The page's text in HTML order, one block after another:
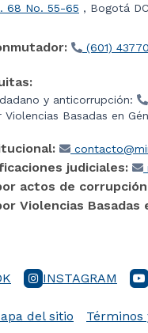
68 No. 55-65 , Bogotá
(601)
y anticorrupción:
Violencias Basadas en
judiciales:
actos de
Violencias
INSTAGRAM
del sitio Términos